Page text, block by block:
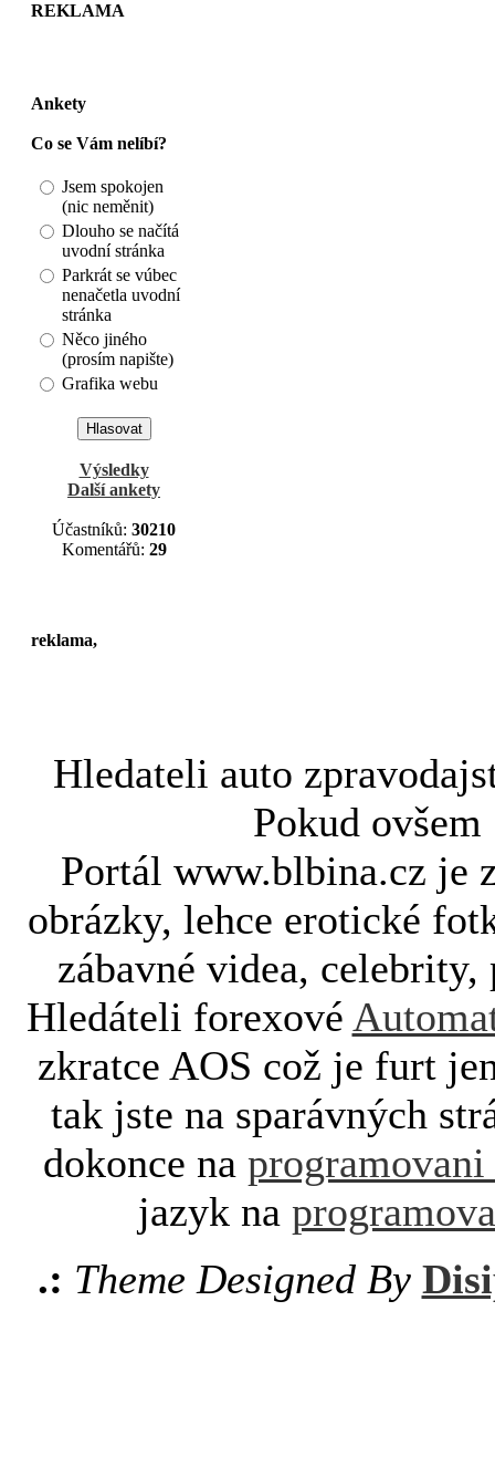
REKLAMA
Ankety
Co se Vám nelíbí?
Jsem spokojen
(nic neměnit)
Dlouho se načítá
uvodní stránka
Parkrát se vúbec
nenačetla uvodní
stránka
Něco jiného
(prosím napište)
Grafika webu
Výsledky
Další ankety
Účastníků: 30210
Komentářů: 29
reklama,
Hledateli auto
Pokud
Portál www.blbina.cz je
obrázky, lehce erotické
zábavné videa,
Hledáteli forexové
zkratce AOS což je furt
tak jste na sparávných
dokonce na programovani
jazyk na
.: Theme Designed By